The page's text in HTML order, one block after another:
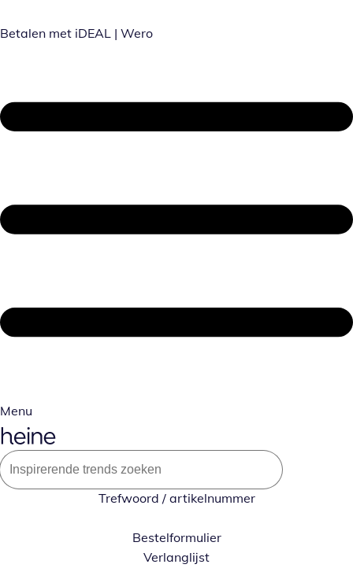
Betalen met iDEAL | Wero
Menu
Trefwoord / artikelnummer
Bestelformulier
Verlanglijst